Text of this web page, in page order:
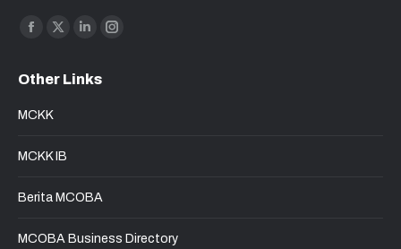
Find us on:
Facebook
opens
window
X
opens
window
Linkedin
opens
Instagram
Other Links
MCKK
MCKK IB
Berita MCOBA
MCOBA Business Directory